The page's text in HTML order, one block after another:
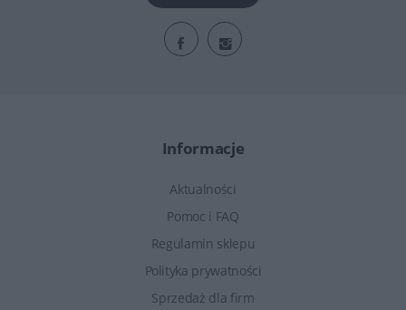
Informacje
Aktualności
Pomoc i FAQ
Regulamin sklepu
Polityka prywatności
Sprzedaż dla firm